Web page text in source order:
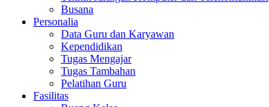
Busana
Personalia
Data Guru dan Karyawan
Kependidikan
Tugas Mengajar
Tugas Tambahan
Pelatihan Guru
Fasilitas